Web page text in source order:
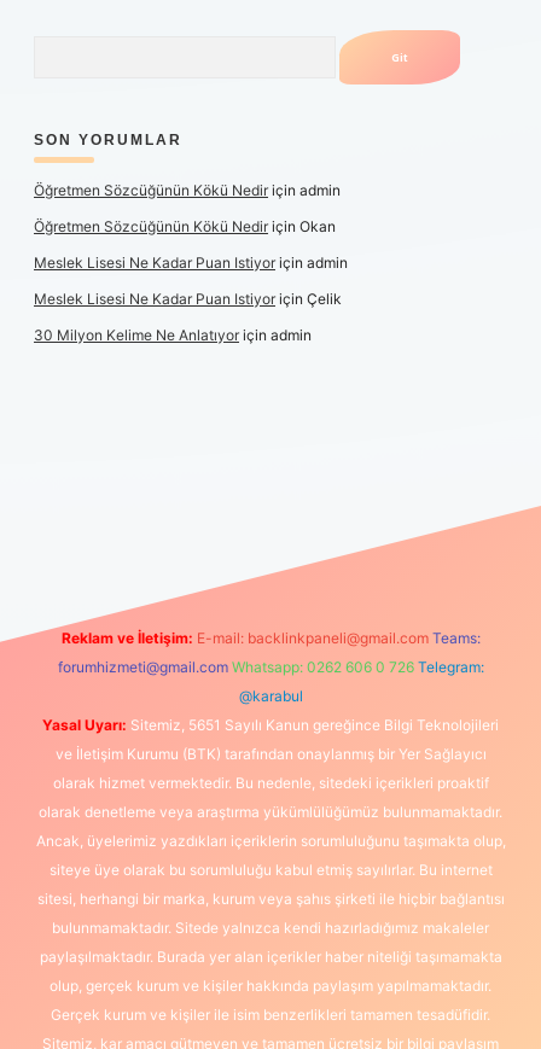
SON YORUMLAR
Öğretmen Sözcüğünün Kökü Nediriçin admin
Öğretmen Sözcüğünün Kökü Nediriçin Okan
Meslek Lisesi Ne Kadar Puan Istiyoriçin admin
Meslek Lisesi Ne Kadar Puan Istiyoriçin Çelik
30 Milyon Kelime Ne Anlatıyoriçin admin
Reklam ve İletişim: E-mail: backlinkpaneli@gmail.com Teams:
forumhizmeti@gmail.com Whatsapp: 0262 606 0 726 Telegram:
@karabul
Yasal Uyarı: Sitemiz, 5651 Sayılı Kanun gereğince Bilgi Teknolojileri
ve İletişim Kurumu (BTK) tarafından onaylanmış bir Yer Sağlayıcı
olarak hizmet vermektedir. Bu nedenle, sitedeki içerikleri proaktif
olarak denetleme veya araştırma yükümlülüğümüz bulunmamaktadır.
Ancak, üyelerimiz yazdıkları içeriklerin sorumluluğunu taşımakta olup,
siteye üye olarak bu sorumluluğu kabul etmiş sayılırlar. Bu internet
sitesi, herhangi bir marka, kurum veya şahıs şirketi ile hiçbir bağlantısı
bulunmamaktadır. Sitede yalnızca kendi hazırladığımız makaleler
paylaşılmaktadır. Burada yer alan içerikler haber niteliği taşımamakta
olup, gerçek kurum ve kişiler hakkında paylaşım yapılmamaktadır.
Gerçek kurum ve kişiler ile isim benzerlikleri tamamen tesadüfidir.
Sitemiz, kar amacı gütmeyen ve tamamen ücretsiz bir bilgi paylaşım